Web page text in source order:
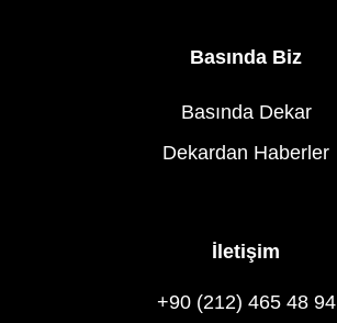
Basında Biz
Basında Dekar
Dekardan Haberler
İletişim
+90 (212) 465 48 94